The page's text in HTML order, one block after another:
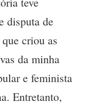
disputa de
criou as
da minha
e feminista
Entretanto,